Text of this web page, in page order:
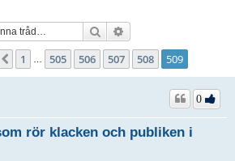
Sök
509 av 509
Föregående
1 505 506 507 508 509
rör klacken och publiken i
0